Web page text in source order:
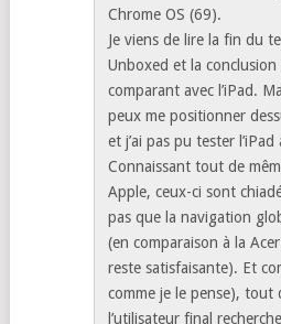
10 onglets sur des sites
YouTube avec des
ayant en arrière-plan un
« Dessin ». De mon côté,
ralentissements proches
plantages (à part
qui sont en arrière-plan
bibliothèque
mieux faire). Par contre,
Chrome OS (69).
Je viens de lire la fin du
Unboxed et la conclusion
comparant avec l’iPad.